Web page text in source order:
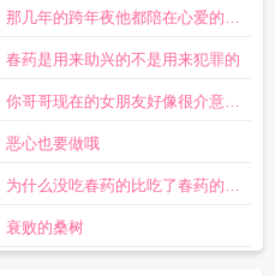
那几年的跨年夜他都陪在心爱的女
人身边
春药是用来助兴的不是用来犯罪的
你哥哥现在的女朋友好像很介意我
的存在
恶心也要做哦
为什么没吃春药的比吃了春药的更
凶
衰败的桑树